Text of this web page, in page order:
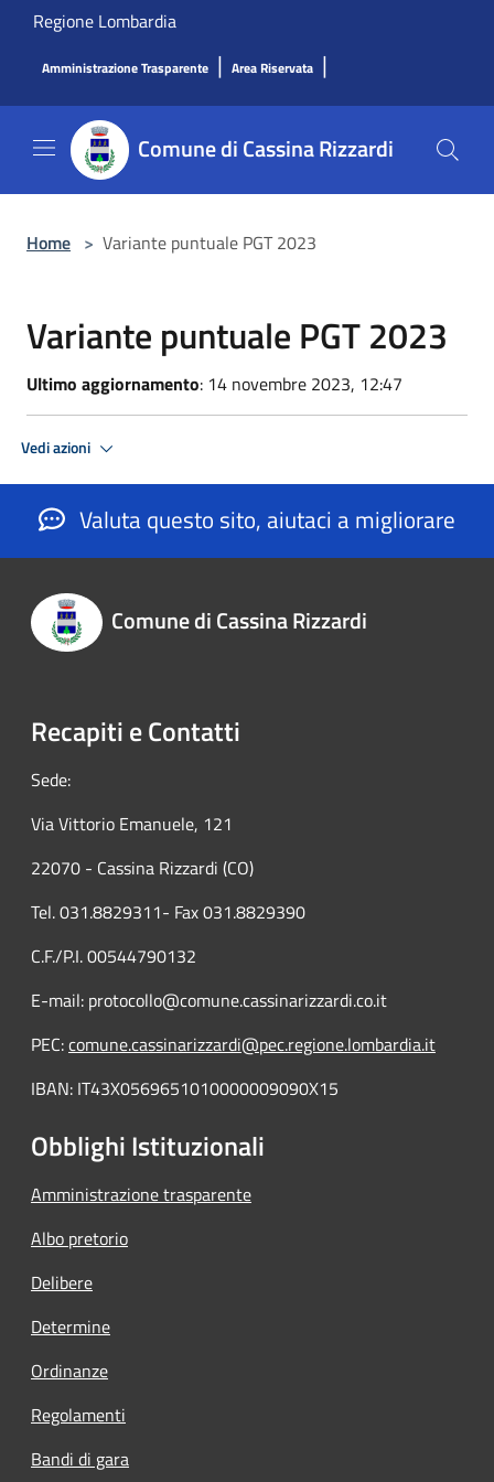
Salta al contenuto principale
Regione Lombardia
Amministrazione Trasparente | Area Riservata |
Comune di Cassina Rizzardi
Home > Variante puntuale PGT 2023
Variante puntuale PGT 2023
Ultimo aggiornamento: 14 novembre 2023, 12:47
Vedi azioni
Valuta questo sito, aiutaci a migliorare
Comune di Cassina Rizzardi
Recapiti e Contatti
Sede:
Via Vittorio Emanuele, 121
22070 - Cassina Rizzardi (CO)
Tel. 031.8829311- Fax 031.8829390
C.F./P.I. 00544790132
E-mail: protocollo@comune.cassinarizzardi.co.it
PEC:comune.cassinarizzardi@pec.regione.lombardia.it
IBAN: IT43X0569651010000009090X15
Obblighi Istituzionali
Amministrazione trasparente
Albo pretorio
Delibere
Determine
Ordinanze
Regolamenti
Bandi di gara